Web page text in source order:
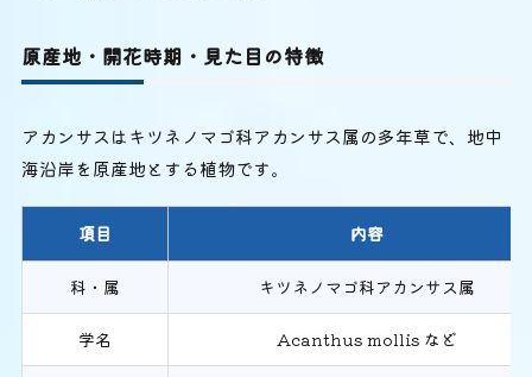
原産地・開花時期・見た目の特徴
アカンサスはキツネノマゴ科アカンサス属の多年草で、地中
海沿岸を原産地とする植物です。
項目 内容
科・属 キツネノマゴ科アカンサス属
学名 Acanthus mollis など